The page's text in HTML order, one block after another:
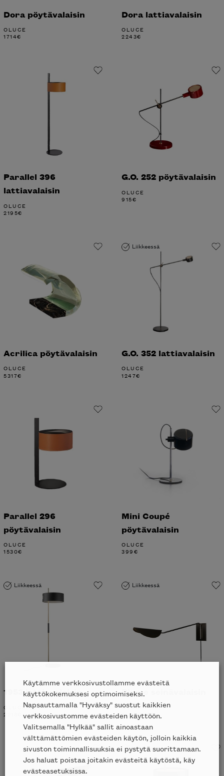
Dora pöytävalaisin
OLUCE
1714€
Dora lattiavalaisin
OLUCE
2243€
Parallel 396
lattiavalaisin
OLUCE
2195€
G.O. 252 pöytävalaisin
OLUCE
915€
Acrilica pöytävalaisin
OLUCE
5317€
Liikkeessä
G.O. 352 lattiavalaisin
OLUCE
1247€
Parallel 296
pöytävalaisin
OLUCE
1530€
Mini Coupé
pöytävalaisin
OLUCE
399€
Liikkeessä
1953 lattiavalaisin
OLUCE
2218
Liikkeessä
Plume seinävalaisin
OLUCE
ALK.746€
Liikkeessä
Käytämme verkkosivustollamme evästeitä
käyttökokemuksesi optimoimiseksi.
Napsauttamalla "Hyväksy" suostut kaikkien
verkkosivustomme evästeiden käyttöön.
Valitsemalla "Hylkää" sallit ainoastaan
välttämättömien evästeiden käytön, jolloin kaikkia
sivuston toiminnallisuuksia ei pystytä suorittamaan.
Jos haluat poistaa joitakin evästeitä käytöstä, käy
evästeasetuksissa.